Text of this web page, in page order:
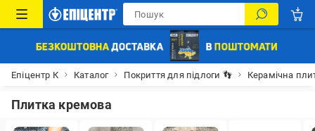
Епіцентр К Каталог Покриття для підлоги 👣 Керамічна
Плитка кремова